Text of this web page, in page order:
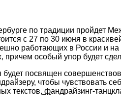
по традиции пройдет
с 27 по 30 июня в
работающих в России и
причем особый упор будет
посвящен
чтобы чувствовать
текстов, фандрайзинг-